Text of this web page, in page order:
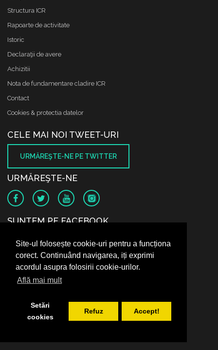
Site-ul folosește cookie-uri pentru a funcționa
corect. Continuând navigarea, iți exprimi
acordul asupra folosirii cookie-urilor.
Află mai mult
Setări
cookies
Refuz Accept!
Structura ICR
Rapoarte de activitate
Istoric
Declaraţii de avere
Achizitii
Nota de fundamentare cladire ICR
Contact
Cookies & protectia datelor
CELE MAI NOI TWEET-URI
URMĂREŞTE-NE PE TWITTER
URMĂREŞTE-NE
SUNTEM PE FACEBOOK